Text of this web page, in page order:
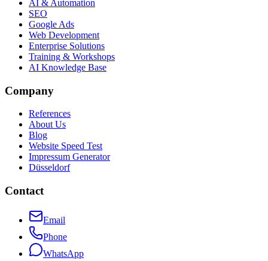
AI & Automation
SEO
Google Ads
Web Development
Enterprise Solutions
Training & Workshops
AI Knowledge Base
Company
References
About Us
Blog
Website Speed Test
Impressum Generator
Düsseldorf
Contact
Email
Phone
WhatsApp